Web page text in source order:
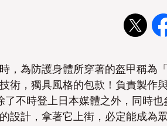
，為防護身體所穿著的盔甲稱為
術，獨具風格的包款！負責製作
了不時登上日本媒體之外，同時
設計，拿著它上街，必定能成為